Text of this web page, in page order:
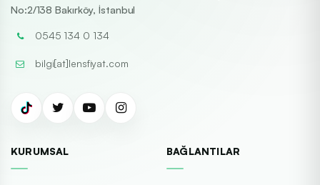
No:2/138 Bakırköy, İstanbul
0545 134 0 134
bilgi[at]lensfiyat.com
KURUMSAL BAĞLANTILAR